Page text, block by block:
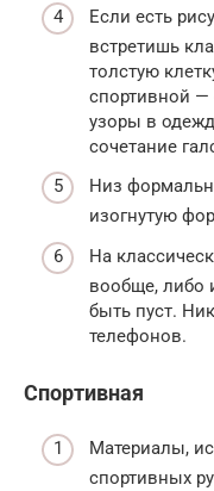
Если есть
встретишь
толстую
спортивной —
узоры в
сочетание
Низ
изогнутую
На
вообще, либо
быть пуст.
телефонов.
Спортивная
Материалы,
спортивных